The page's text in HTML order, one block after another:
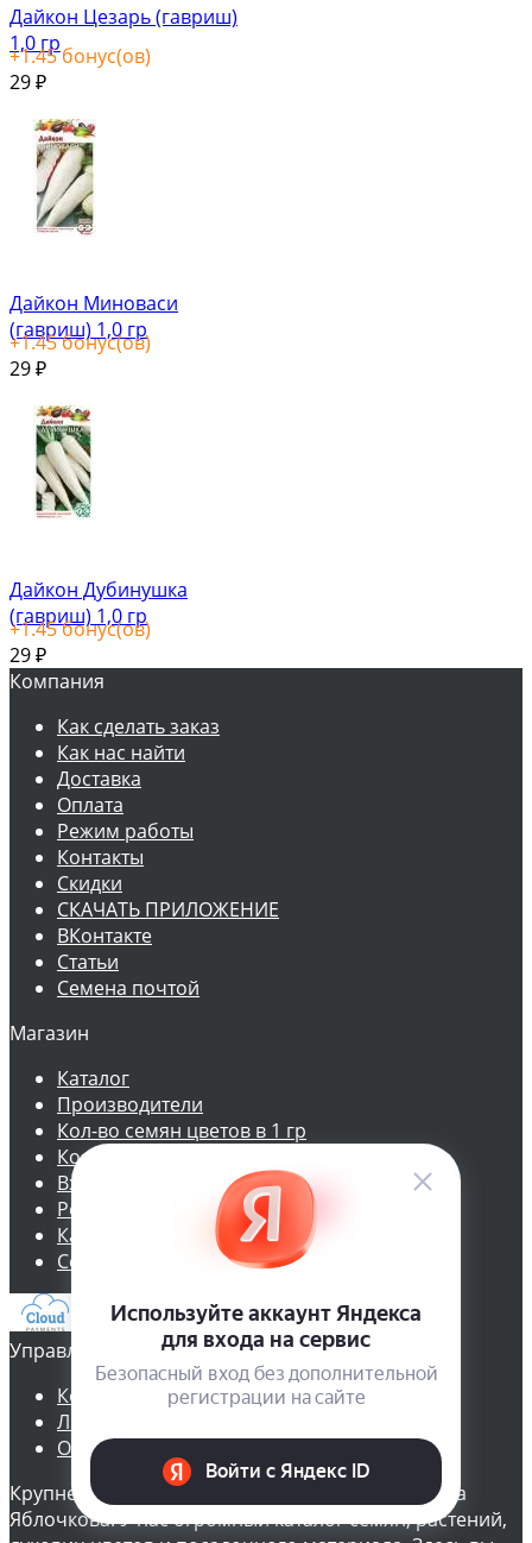
Дайкон Цезарь (гавриш)
1,0 гр
+1.45 бонус(ов)
29 ₽
Дайкон Миноваси
(гавриш) 1,0 гр
+1.45бонус(ов)
29 ₽
Дайкон Дубинушка
(гавриш) 1,0 гр
+1.45бонус(ов)
29 ₽
Компания
Как сделать заказ
Как нас найти
Доставка
Оплата
Режим работы
Контакты
Скидки
СКАЧАТЬ ПРИЛОЖЕНИЕ
ВКонтакте
Статьи
Семена почтой
Магазин
Каталог
Производители
Кол-во семян цветов в 1 гр
Кол-во семян овощей в 1 гр
Вход
Регистрация
Карта сайта
Соглашение
Управление
Корзина
Личный кабинет
Оформить заказ
Крупнейший интернет-магазин семян Семена на
Яблочкова. У нас огромный каталог семян, растений,